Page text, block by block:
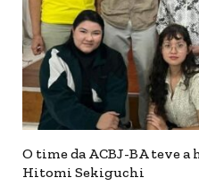
O time da ACBJ-BA teve a
Hitomi Sekiguchi